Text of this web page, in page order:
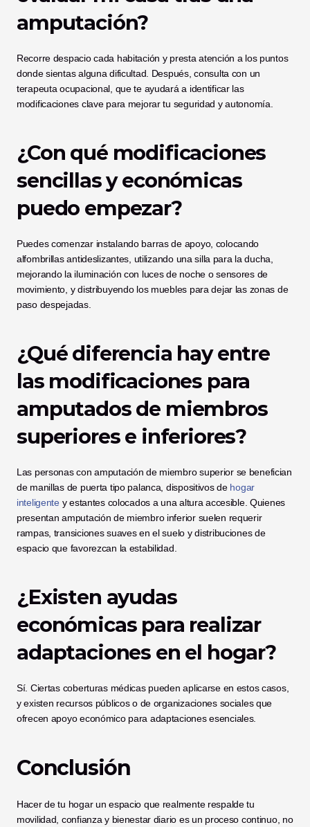
amputación?
Recorre despacio cada habitación y presta atención a los puntos
donde sientas alguna dificultad. Después, consulta con un
terapeuta ocupacional, que te ayudará a identificar las
modificaciones clave para mejorar tu seguridad y autonomía.
¿Con qué modificaciones
sencillas y económicas
puedo empezar?
Puedes comenzar instalando barras de apoyo, colocando
alfombrillas antideslizantes, utilizando una silla para la ducha,
mejorando la iluminación con luces de noche o sensores de
movimiento, y distribuyendo los muebles para dejar las zonas de
paso despejadas.
¿Qué diferencia hay entre
las modificaciones para
amputados de miembros
superiores e inferiores?
Las personas con amputación de miembro superior se benefician
de manillas de puerta tipo palanca, dispositivos de hogar
inteligente y estantes colocados a una altura accesible. Quienes
presentan amputación de miembro inferior suelen requerir
rampas, transiciones suaves en el suelo y distribuciones de
espacio que favorezcan la estabilidad.
¿Existen ayudas
económicas para realizar
adaptaciones en el hogar?
Sí. Ciertas coberturas médicas pueden aplicarse en estos casos,
y existen recursos públicos o de organizaciones sociales que
ofrecen apoyo económico para adaptaciones esenciales.
Conclusión
Hacer de tu hogar un espacio que realmente respalde tu
movilidad, confianza y bienestar diario es un proceso continuo, no